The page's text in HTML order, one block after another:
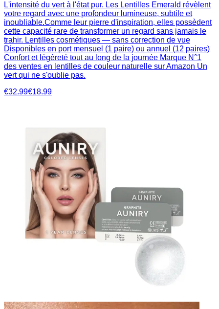
L'intensité du vert à l'état pur. Les Lentilles Emerald révèlent
votre regard avec une profondeur lumineuse, subtile et
inoubliable.Comme leur pierre d'inspiration, elles possèdent
cette capacité rare de transformer un regard sans jamais le
trahir. Lentilles cosmétiques — sans correction de vue
Disponibles en port mensuel (1 paire) ou annuel (12 paires)
Confort et légèreté tout au long de la journée Marque N°1
des ventes en lentilles de couleur naturelle sur Amazon Un
vert qui ne s'oublie pas.
€32.99€18.99